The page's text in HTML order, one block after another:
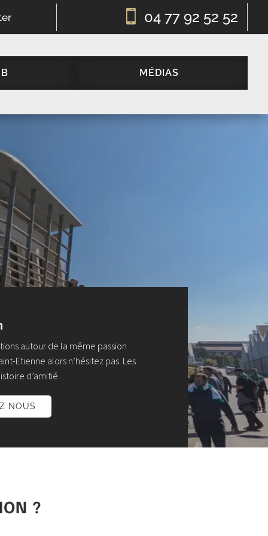
 04 77 92 52 52
MÉDIAS
autour de la même passion
Etienne alors n’hésitez pas. Les
d’amitié.
NOUS
?